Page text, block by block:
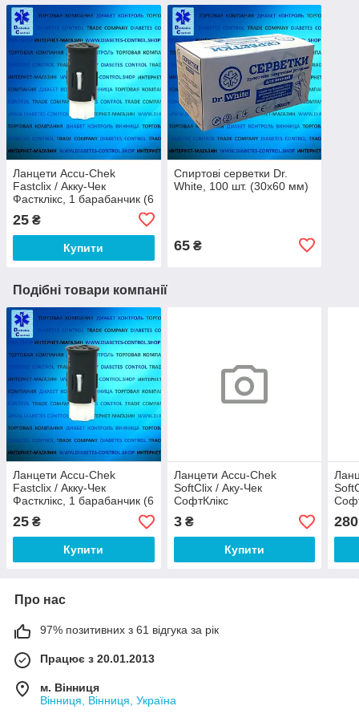
Ланцети Accu-Chek
Fastclix / Акку-Чек
Фастклікс, 1 барабанчик (6
25 ₴
Купити
Спиртові серветки Dr.
White, 100 шт. (30х60 мм)
65₴
Подібні товари компанії
Ланцети Accu-Chek
Fastclix / Акку-Чек
Фастклікс, 1 барабанчик (6
ланцетів)
25 ₴
Купити
Ланцети Accu-Chek
SoftClix / Аку-Чек
СофтКлікс
3₴
Купити
280
Про нас
97% позитивних з 61 відгука за рік
Працює з 20.01.2013
м. Вінниця
Вінниця, Вінниця, Україна